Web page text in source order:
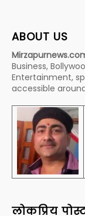
ABOUT US
Business,
Entertainment,
accessible
लोकप्रिय